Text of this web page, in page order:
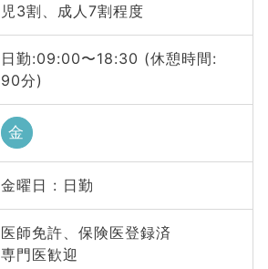
児3割、成人7割程度
日勤:09:00〜18:30 (休憩時間:
90分)
金
金曜日 : 日勤
医師免許、保険医登録済
専門医歓迎